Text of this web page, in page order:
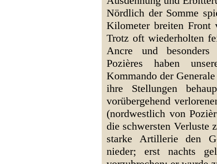
Nördlich der Somme
Kilometer breiten Front
Trotz oft wiederholten
Ancre und
Pozières haben
Kommando der
ihre Stellungen
vorübergehend
(nordwestlich von
die schwersten Verluste
starke Artillerie den
nieder; erst nachts